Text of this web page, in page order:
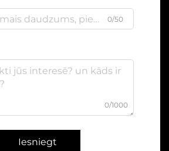
0/50
0/1000
Iesniegt